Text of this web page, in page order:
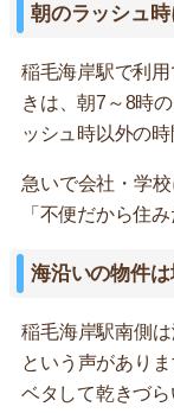
朝のラッシュ
稲毛海岸駅で利
きは、朝7～8時
ッシュ時以外の
急いで会社・学
「不便だから住
海沿いの物件
稲毛海岸駅南側
という声があり
ベタして乾きづら